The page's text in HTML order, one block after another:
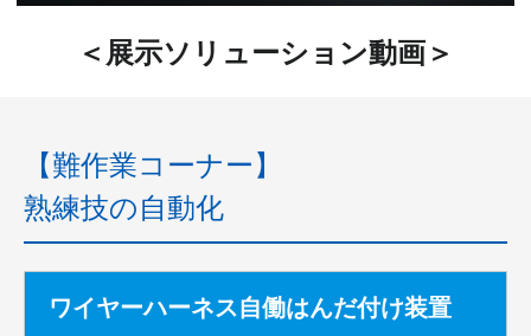
＜展示ソリューション動画＞
【難作業コーナー】
熟練技の自動化
ワイヤーハーネス自働はんだ付け装置